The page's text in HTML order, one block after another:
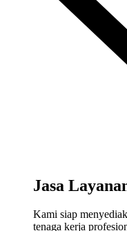
Jasa
Kami siap
tenaga kerja